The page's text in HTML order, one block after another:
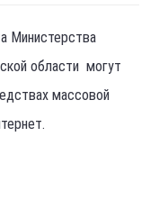
Министерства
области могут
массовой